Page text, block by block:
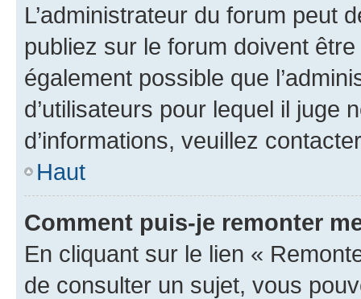
L’administrateur du forum peut
publiez sur le forum doivent
également possible que
d’utilisateurs pour lequel il juge
d’informations, veuillez
Haut
Comment puis-je remonter
En cliquant sur le lien «
de consulter un sujet, vous